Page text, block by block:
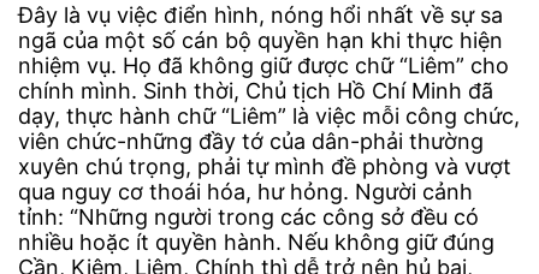
Đây là vụ việc điển hình, nóng hổi nhất về sự sa
ngã của một số cán bộ quyền hạn khi thực hiện
nhiệm vụ. Họ đã không giữ được chữ “Liêm” cho
chính mình. Sinh thời, Chủ tịch Hồ Chí Minh đã
dạy, thực hành chữ “Liêm” là việc mỗi công chức,
viên chức-những đầy tớ của dân-phải thường
xuyên chú trọng, phải tự mình đề phòng và vượt
qua nguy cơ thoái hóa, hư hỏng. Người cảnh
tỉnh: “Những người trong các công sở đều có
nhiều hoặc ít quyền hành. Nếu không giữ đúng
Cần, Kiệm, Liêm, Chính thì dễ trở nên hủ bại,